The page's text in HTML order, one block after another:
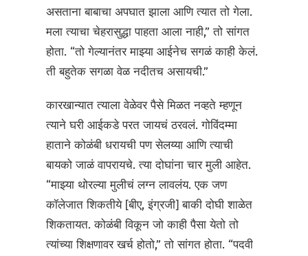
असताना बाबाचा अपघात झाला आणि त्यात तो गेला.
मला त्याचा चेहरासुद्धा पाहता आला नाही,” तो सांगत
होता. “तो गेल्यानंतर माझ्या आईनेच सगळं काही केलं.
ती बहुतेक सगळा वेळ नदीतच असायची.”
कारखान्यात त्याला वेळेवर पैसे मिळत नव्हते म्हणून
त्याने घरी आईकडे परत जायचं ठरवलं. गोविंदम्मा
हाताने कोळंबी धरायची पण सेलय्या आणि त्याची
बायको जाळं वापरायचे. त्या दोघांना चार मुली आहेत.
“माझ्या थोरल्या मुलीचं लग्न लावलंय. एक जण
कॉलेजात शिकतीये [बीए, इंग्रजी] बाकी दोघी शाळेत
शिकतायत. कोळंबी विकून जो काही पैसा येतो तो
त्यांच्या शिक्षणावर खर्च होतो,” तो सांगत होता. “पदवी